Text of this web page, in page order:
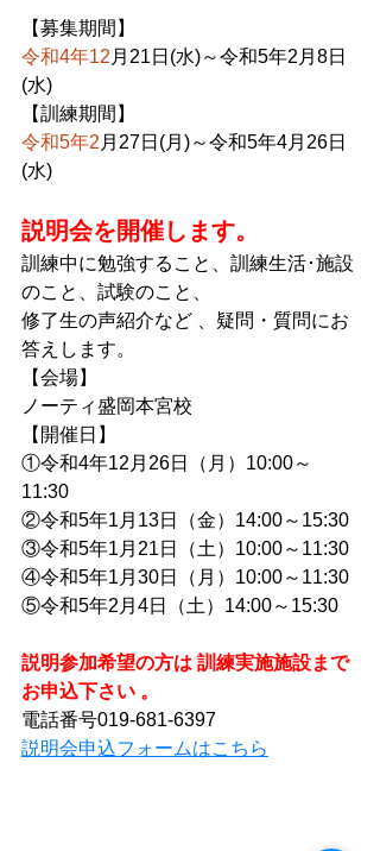
【募集期間】
令和4年12 月21日(水)～令和5年2月8日
(水)
【訓練期間】
令和5年2 月27日(月)～令和5年4月26日
(水)
説明会を開催します。
訓練中に勉強すること、訓練生活･施設
のこと、試験のこと、
修了生の声紹介など 、疑問・質問にお
答えします。
【会場】
ノーティ盛岡本宮校
【開催日】
①令和4年12月26日（月）10:00～
11:30
②令和5年1月13日（金）14:00～15:30
③令和5年1月21日（土）10:00～11:30
④令和5年1月30日（月）10:00～11:30
⑤令和5年2月4日（土）14:00～15:30
説明参加希望の方は 訓練実施施設まで
お申込下さい 。
電話番号019-681-6397
説明会申込フォームはこちら